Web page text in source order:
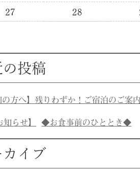
27 28
の投稿
方へ】残りわずか！ご宿泊のご案
らせ】 ◆お食事前のひととき◆
カイブ